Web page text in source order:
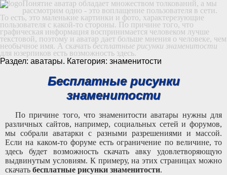
Понятие аватар обладает множеством толкований, а мы
рассмотрим одно - это воплащение пользователя в сети.
То есть, это маленькие картинки и фото, характерезующие
пользователя с какой-то стороны. По причине того, что
графическая информация воспринимается человеком лучше
текстовой, поэтому и аватар дает больше мнения о человеке, чем
необычное имя. А скачать бесплатные рисунки знаменитости
для юзерпиков есть возможность здесь.
Раздел: аватары. Категория: знаменитости
Бесплатные рисунки
знаменитости
По причине того, что знаменитости аватары нужны для
различных сайтов, например, социальных сетей и форумов,
мы собрали аватарки с разными разрешениями и массой.
Если на каком-то форуме есть ограничение по величине, то
здесь будет возможность скачать авку удовлетворяющую
выдвинутым условиям. К примеру, на этих страницах можно
скачать бесплатные рисунки знаменитости.